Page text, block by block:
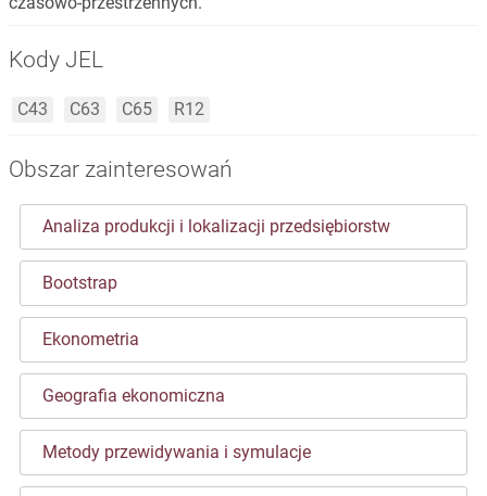
Kody JEL
C43 C63 C65 R12
Obszar zainteresowań
Analiza produkcji i lokalizacji przedsiębiorstw
Bootstrap
Ekonometria
Geografia ekonomiczna
Metody przewidywania i symulacje